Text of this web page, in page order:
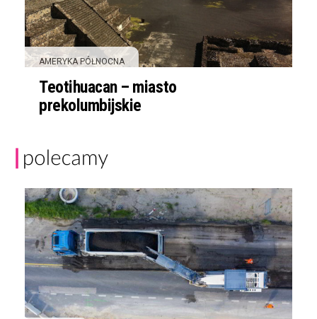
AMERYKA PÓŁNOCNA
Teotihuacan – miasto
prekolumbijskie